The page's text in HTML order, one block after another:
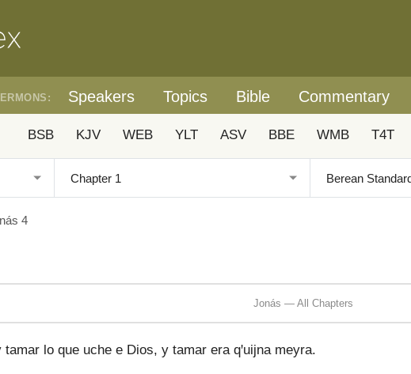
Speakers Topics Bible Commentary
BSB KJV WEB YLT ASV BBE WMB T4T
4
Jonás — All Chapters
lo que uche e Dios, y tamar era qꞌuijna meyra.